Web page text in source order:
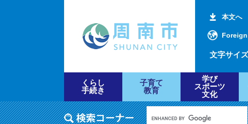
本文へ
文字サイズ
くらし
手続き
子育て
教育
学び
スポーツ
文化